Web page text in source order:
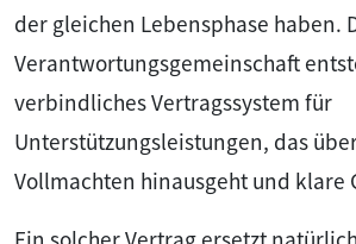
der gleichen Lebensphase haben.
Verantwortungsgemeinschaft
verbindliches Vertragssystem für
Unterstützungsleistungen, das
Vollmachten hinausgeht und klare